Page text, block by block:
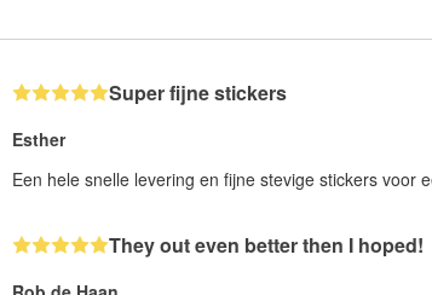
Super fijne stickers
Esther
Een hele snelle levering en fijne stevige stickers voor
They out even better then I hoped!